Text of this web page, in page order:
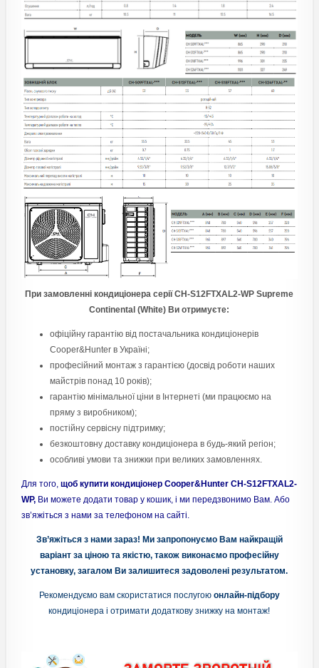
При замовленні кондиціонера серії CH-S12FTXAL2-WP Supreme
Continental (White) Ви отримуєте:
офіційну гарантію від постачальника кондиціонерів
Cooper&Hunter в Україні;
професійний монтаж з гарантією (досвід роботи наших
майстрів понад 10 років);
гарантію мінімальної ціни в Інтернеті (ми працюємо на
пряму з виробником);
постійну сервісну підтримку;
безкоштовну доставку кондиціонера в будь-який регіон;
особливі умови та знижки при великих замовленнях.
Для того, щоб купити кондиціонер Cooper&Hunter CH-S12FTXAL2-
WP, Ви можете додати товар у кошик, і ми передзвонимо Вам. Або
зв’яжіться з нами за телефоном на сайті.
Зв’яжіться з нами зараз! Ми запропонуємо Вам найкращій
варіант за ціною та якістю, також виконаємо професійну
установку, загалом Ви залишитеся задоволені результатом.
Рекомендуємо вам скористатися послугою онлайн-підбору
кондиціонера і отримати додаткову знижку на монтаж!